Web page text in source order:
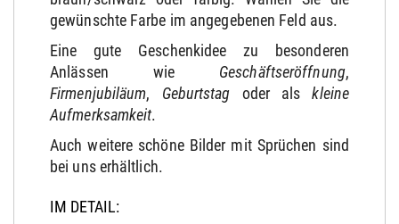
gewünschte Farbe im angegebenen Feld aus.
Eine gute Geschenkidee zu besonderen
Anlässen wie Geschäftseröffnung,
Firmenjubiläum, Geburtstag oder alskleine
Aufmerksamkeit.
Auch weitere schöne Bilder mit Sprüchen sind
bei uns erhältlich.
IM DETAIL: